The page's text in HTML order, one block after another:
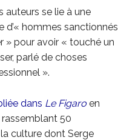
auteurs se lie à une
d’« hommes sanctionnés
» pour avoir « touché un
parlé de choses
».
dans Le Figaro en
50
culture dont Serge